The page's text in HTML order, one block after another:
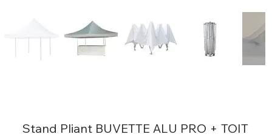
Stand Pliant BUVETTE ALU PRO + TOIT